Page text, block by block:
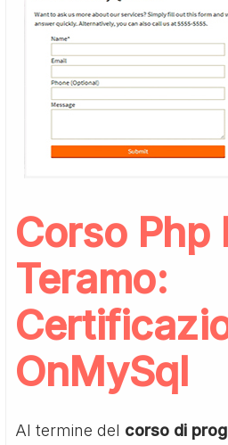
Corso Php
Teramo:
OnMySql
Al termine del corso di